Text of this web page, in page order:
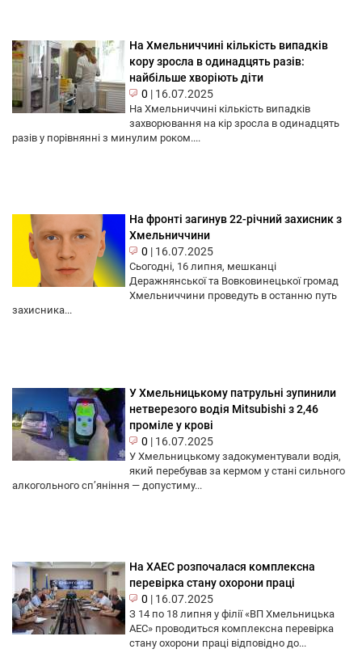
На Хмельниччині кількість випадків
кору зросла в одинадцять разів:
найбільше хворіють діти
0 | 16.07.2025
На Хмельниччині кількість випадків
захворювання на кір зросла в одинадцять
разів у порівнянні з минулим роком....
На фронті загинув 22-річний захисник з
Хмельниччини
0 | 16.07.2025
Сьогодні, 16 липня, мешканці
Деражнянської та Вовковинецької громад
Хмельниччини проведуть в останню путь
захисника...
У Хмельницькому патрульні зупинили
нетверезого водія Mitsubishi з 2,46
проміле у крові
0 | 16.07.2025
У Хмельницькому задокументували водія,
який перебував за кермом у стані сильного
алкогольного сп’яніння — допустиму...
На ХАЕС розпочалася комплексна
перевірка стану охорони праці
0 | 16.07.2025
З 14 по 18 липня у філії «ВП Хмельницька
АЕС» проводиться комплексна перевірка
стану охорони праці відповідно до...